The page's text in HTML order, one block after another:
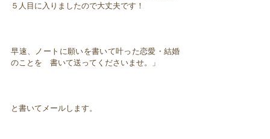
５人目に入りましたので大丈夫です！
早速、ノートに願いを書いて叶った恋愛・結婚
のことを 書いて送ってくださいませ。」
と書いてメールします。